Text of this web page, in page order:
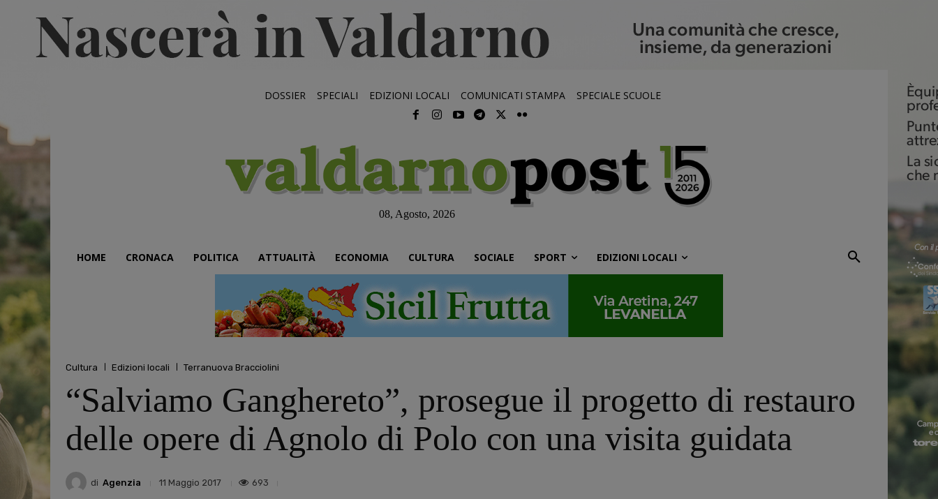
DOSSIER SPECIALI EDIZIONI LOCALI COMUNICATI STAMPA SPECIALE SCUOLE
08, Agosto, 2026
HOME CRONACA POLITICA ATTUALITÀ ECONOMIA CULTURA SOCIALE SPORT EDIZIONI LOCALI
Cultura Edizioni locali Terranuova Bracciolini
“Salviamo Ganghereto”, prosegue il progetto di restauro
delle opere di Agnolo di Polo con una visita guidata
di Agenzia 11 Maggio 2017 693